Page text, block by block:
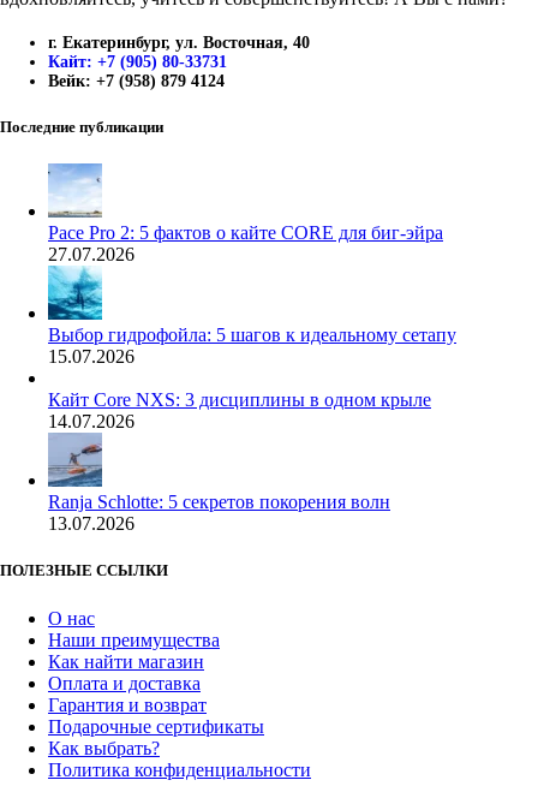
г. Екатеринбург, ул. Восточная, 40
Кайт: +7 (905) 80-33731
Вейк: +7 (958) 879 4124
Последние публикации
Pace Pro 2: 5 фактов о кайте CORE для биг-эйра
27.07.2026
Выбор гидрофойла: 5 шагов к идеальному сетапу
15.07.2026
Кайт Core NXS: 3 дисциплины в одном крыле
14.07.2026
Ranja Schlotte: 5 секретов покорения волн
13.07.2026
ПОЛЕЗНЫЕ ССЫЛКИ
О нас
Наши преимущества
Как найти магазин
Оплата и доставка
Гарантия и возврат
Подарочные сертификаты
Как выбрать?
Политика конфиденциальности